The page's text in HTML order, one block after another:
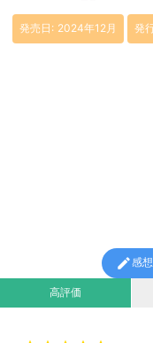
発売日: 2024年12月 発
高評価
edit感